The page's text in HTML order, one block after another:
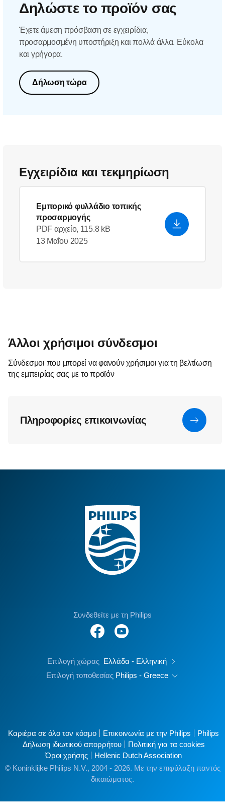
Δηλώστε το προϊόν σας
Έχετε άμεση πρόσβαση σε εγχειρίδια,
προσαρμοσμένη υποστήριξη και πολλά άλλα. Εύκολα
και γρήγορα.
Δήλωση τώρα
Εγχειρίδια και τεκμηρίωση
Εμπορικό φυλλάδιο τοπικής
προσαρμογής
PDF αρχείο, 115.8 kB
13 Μαΐου 2025
Άλλοι χρήσιμοι σύνδεσμοι
Σύνδεσμοι που μπορεί να φανούν χρήσιμοι για τη βελτίωση
της εμπειρίας σας με το προϊόν
Πληροφορίες επικοινωνίας
Συνδεθείτε με τη Philips
Επιλογή χώρας Ελλάδα - Ελληνική
Επιλογή τοποθεσίας Philips - Greece
Καριέρα σε όλο τον κόσμο Επικοινωνία με την Philips
Philips
Δήλωση ιδιωτικού απορρήτου
Πολιτική για τα cookies
Όροι χρήσης
Hellenic Dutch Association
© Koninklijke Philips N.V., 2004 - 2026. Με την επιφύλαξη παντός
δικαιώματος.